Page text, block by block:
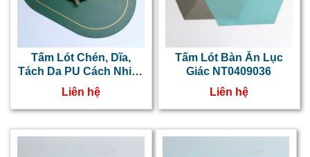
Tấm Lót Chén, Dĩa,
Tách Da PU Cách Nhiệt,
Chống Thấm
Liên hệ
Tấm Lót Bàn Ăn Lục
Giác NT0409036
Liên hệ